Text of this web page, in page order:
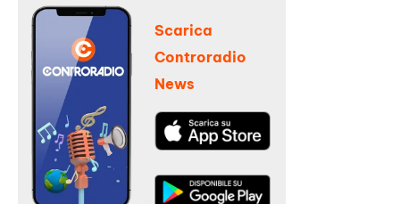
Scarica
Controradio
News